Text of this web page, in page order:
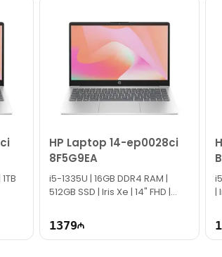
через наш сайт.
мы всегда готовы ответить через
HP Laptop 14-ep0028ci
8F5G9EA
i5-1335U | 16GB DDR4 RAM |
512GB SSD | Iris Xe | 14" FHD |
1379
|